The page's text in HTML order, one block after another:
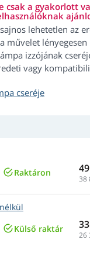
csak a gyakorlott
lehetetlen az
művelet lényegesen
izzójának
vagy
cseréje
Raktáron
38
Külső raktár
26